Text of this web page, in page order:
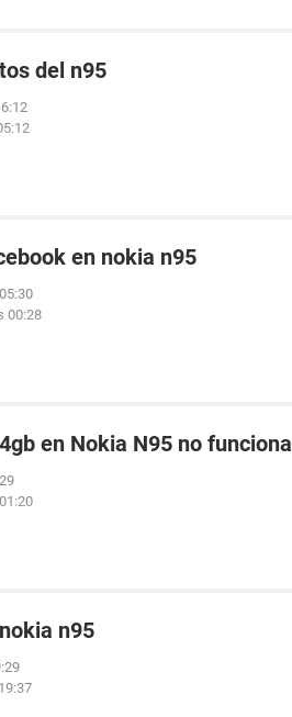
del n95
en nokia n95
00:28
en Nokia N95 no funciona
n95